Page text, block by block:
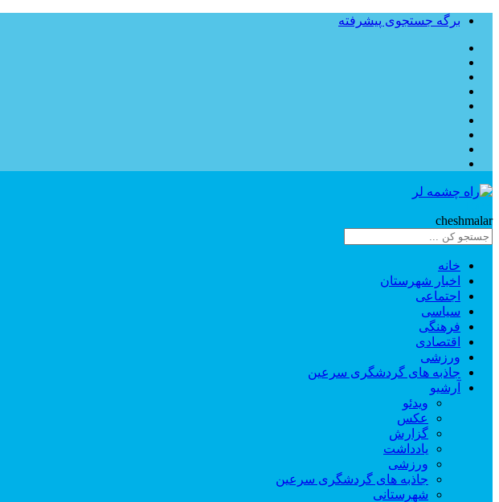
برگه جستجوی پیشرفته
cheshmalar
خانه
اخبار شهرستان
اجتماعی
سیاسی
فرهنگی
اقتصادی
ورزشی
جاذبه های گردشگری سرعین
آرشیو
ویدئو
عکس
گزارش
یادداشت
ورزشی
جاذبه های گردشگری سرعین
شهرستانی